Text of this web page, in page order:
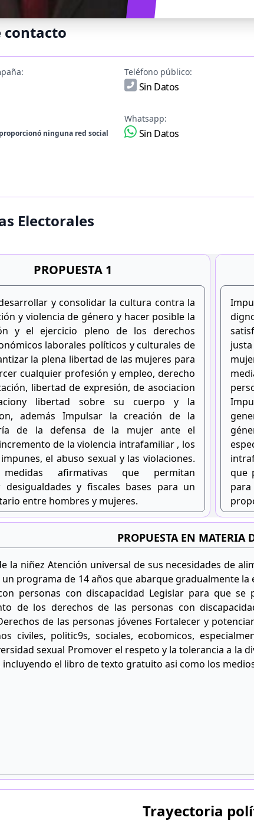
contacto
Teléfono público:
Sin Datos
ninguna red social
Whatsapp:
Sin Datos
Electorales
PROPUESTA 1
y consolidar la cultura contra la
y violencia de género y hacer posible la
y el ejercicio pleno de los derechos
laborales políticos y culturales de
la plena libertad de las mujeres para
cualquier profesión y empleo, derecho
libertad de expresión, de asociacion
libertad sobre su cuerpo y la
además Impulsar la creación de la
de la defensa de la mujer ante el
de la violencia intrafamiliar , los
el abuso sexual y las violaciones.
afirmativas que permitan
desigualdades y fiscales bases para un
entre hombres y mujeres.
que
PROPUESTA EN MATERIA
la niñez Atención universal de sus necesidades de
programa de 14 años que abarque gradualmente la
personas con discapacidad Legislar para que
de los derechos de las personas con
de las personas jóvenes Fortalecer y
civiles, politic9s, sociales, ecobomicos,
sexual Promover el respeto y la tolerancia a la
incluyendo el libro de texto gratuito asi como los
Trayectoria